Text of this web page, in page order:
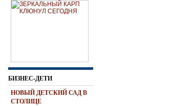
БИЗНЕС-ДЕТИ
НОВЫЙ ДЕТСКИЙ САД В
СТОЛИЦЕ